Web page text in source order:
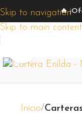
Skip to navigation
Skip to main content
🔥
Inicio Carteras